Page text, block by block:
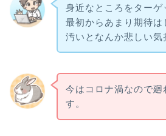
身近なところをター
最初からあまり期待
汚いとなんか悲しい気
今はコロナ渦なので
す。